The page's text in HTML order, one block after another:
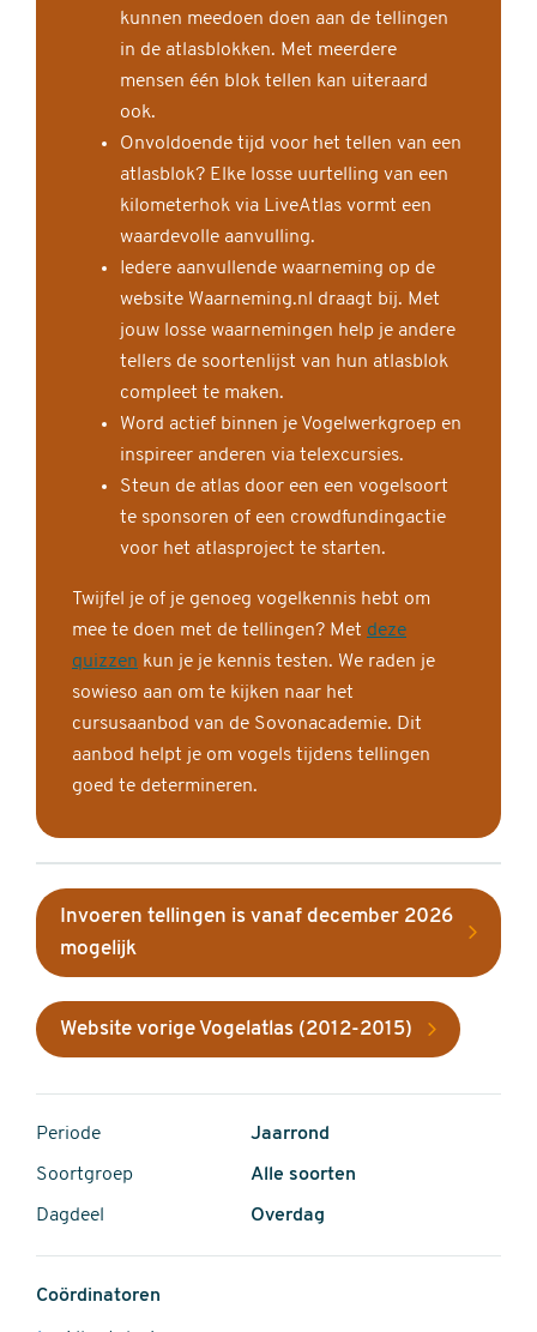
kunnen meedoen doen aan de tellingen
in de atlasblokken. Met meerdere
mensen één blok tellen kan uiteraard
ook.
Onvoldoende tijd voor het tellen van een
atlasblok? Elke losse uurtelling van een
kilometerhok via LiveAtlas vormt een
waardevolle aanvulling.
Iedere aanvullende waarneming op de
website Waarneming.nl draagt bij. Met
jouw losse waarnemingen help je andere
tellers de soortenlijst van hun atlasblok
compleet te maken.
Word actief binnen je Vogelwerkgroep en
inspireer anderen via telexcursies.
Steun de atlas door een een vogelsoort
te sponsoren of een crowdfundingactie
voor het atlasproject te starten.
Twijfel je of je genoeg vogelkennis hebt om
mee te doen met de tellingen? Met deze
quizzen kun je je kennis testen. We raden je
sowieso aan om te kijken naar het
cursusaanbod van de Sovonacademie. Dit
aanbod helpt je om vogels tijdens tellingen
goed te determineren.
Invoeren tellingen is vanaf december 2026
mogelijk
Website vorige Vogelatlas (2012-2015)
Periode Jaarrond
Soortgroep Alle soorten
Dagdeel Overdag
Coördinatoren